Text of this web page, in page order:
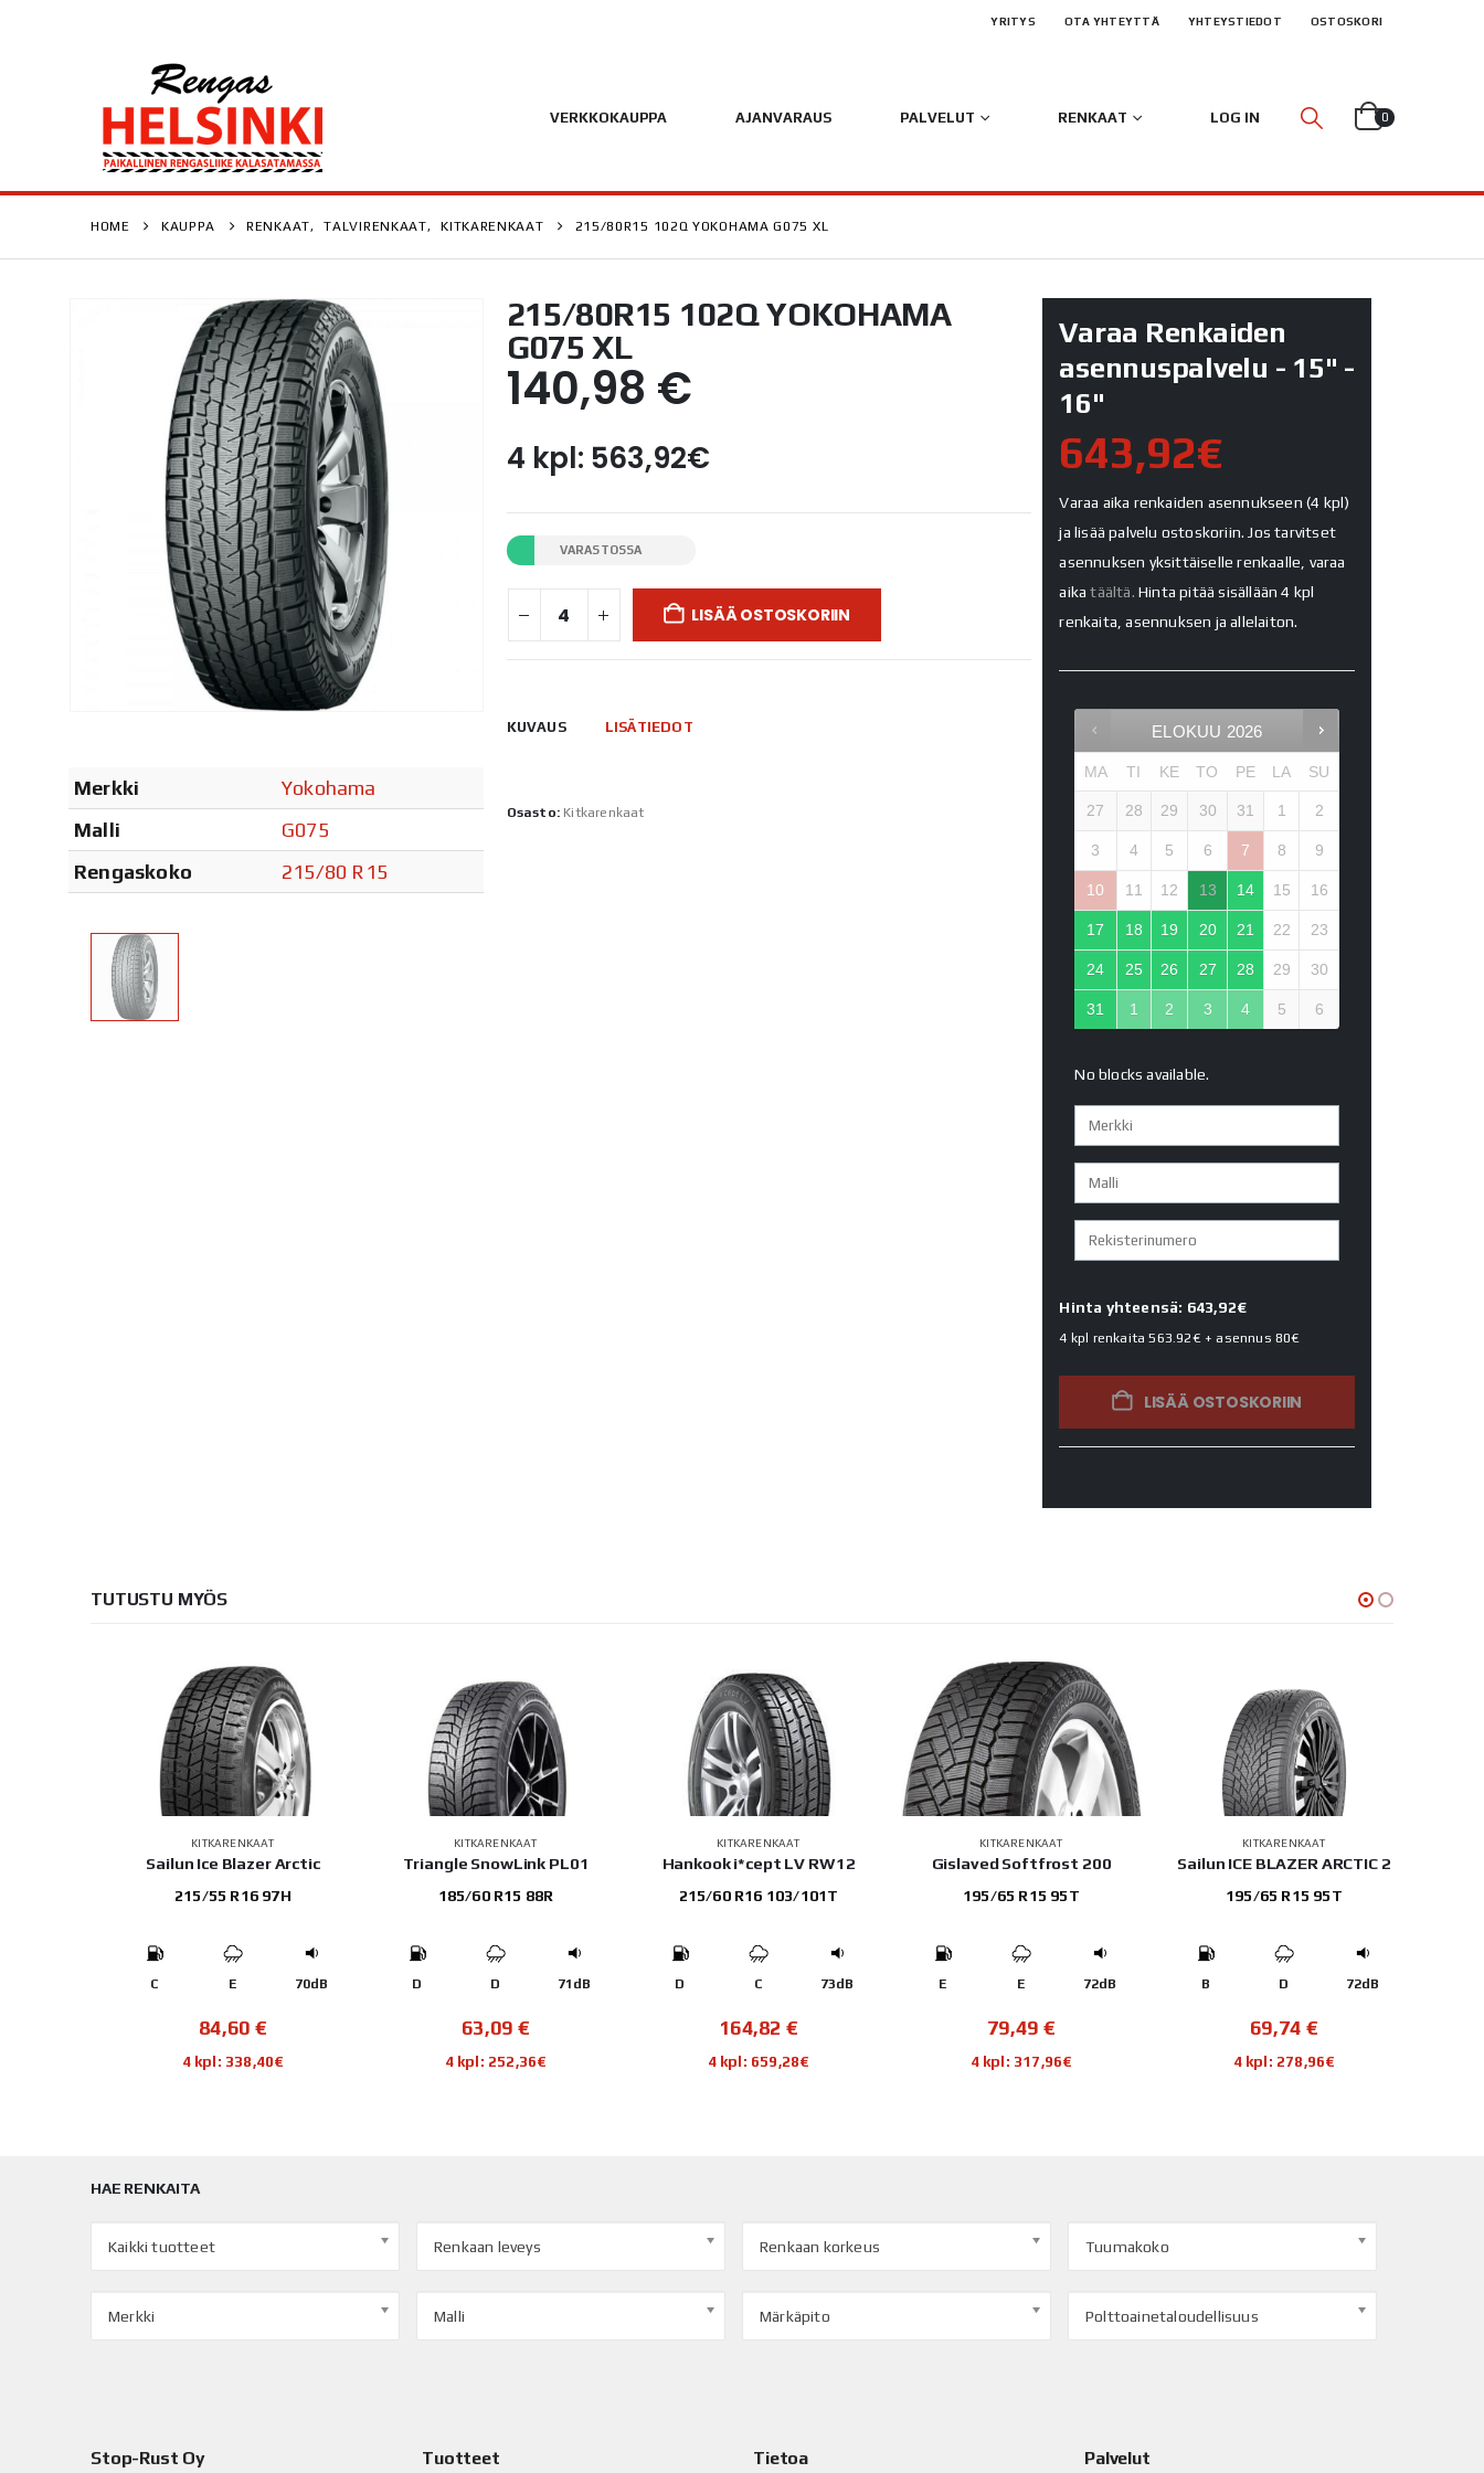
YRITYS OTA YHTEYTTÄ YHTEYSTIEDOT OSTOSKORI
VERKKOKAUPPA AJANVARAUS PALVELUT RENKAAT LOG IN 0
HOME KAUPPA RENKAAT, TALVIRENKAAT, KITKARENKAAT 215/80R15 102Q YOKOHAMA G075 XL
Merkki
Yokohama
Malli
G075
Rengaskoko
215/80 R15
215/80R15 102Q YOKOHAMA
G075 XL
140,98 €
4 kpl: 563,92€
VARASTOSSA
LISÄÄ OSTOSKORIIN
KUVAUS LISÄTIEDOT
Osasto: Kitkarenkaat
Varaa Renkaiden
asennuspalvelu - 15" -
16"
643,92€
Varaa aika renkaiden asennukseen (4 kpl)
ja lisää palvelu ostoskoriin. Jos tarvitset
asennuksen yksittäiselle renkaalle, varaa
aikatäältä. Hinta pitää sisällään 4 kpl
renkaita, asennuksen ja allelaiton.
ELOKUU 2026
MA TI KE TO PE LA SU
27 28 29 30 31 1 2
3 4 5 6 7 8 9
10 11 12 13 14 15 16
17 18 19 20 21 22 23
24 25 26 27 28 29 30
31 1 2 3 4 5 6
No blocks available.
Hinta yhteensä: 643,92€
4 kpl renkaita563.92€+ asennus80€
LISÄÄ OSTOSKORIIN
TUTUSTU MYÖS
KITKARENKAAT
Sailun Ice Blazer Arctic
215/55 R16 97H
C E 70dB
84,60 €
4 kpl: 338,40€
KITKARENKAAT
Triangle SnowLink PL01
185/60 R15 88R
D D 71dB
63,09 €
4 kpl: 252,36€
KITKARENKAAT
Hankook i*cept LV RW12
215/60 R16 103/101T
D C 73dB
164,82 €
4 kpl: 659,28€
KITKARENKAAT
Gislaved Softfrost 200
195/65 R15 95T
E E 72dB
79,49 €
4 kpl: 317,96€
KITKARENKAAT
Sailun ICE BLAZER ARCTIC 2
195/65 R15 95T
B D 72dB
69,74 €
4 kpl: 278,96€
HAE RENKAITA
Kaikki tuotteet Renkaan leveys Renkaan korkeus Tuumakoko
Merkki Malli Märkäpito Polttoainetaloudellisuus
Stop-Rust Oy Tuotteet Tietoa Palvelut